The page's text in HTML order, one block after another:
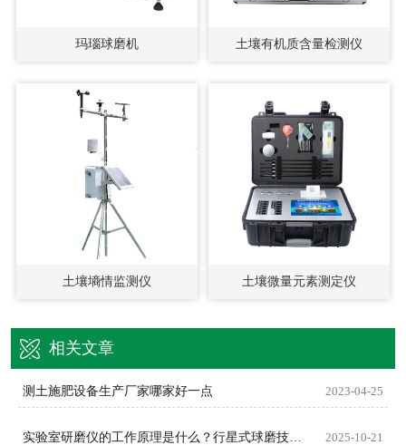
玛瑙球磨机 土壤有机质含量检测仪
土壤墒情监测仪 土壤微量元素测定仪
相关文章
测土施肥设备生产厂家哪家好一点 2023-04-25
2025-10-21